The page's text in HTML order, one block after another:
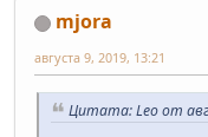
mjora
августа 9, 2019, 13:21
Цитата: Leo от